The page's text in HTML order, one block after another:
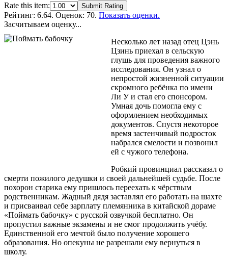
Rate this item: Submit Rating
Рейтинг: 6.64. Оценок: 70. Показать оценки.
Засчитываем оценку...
Несколько лет назад отец Цэнь
Цзинь приехал в сельскую
глушь для проведения важного
исследования. Он узнал о
непростой жизненной ситуации
скромного ребёнка по имени
Ли У и стал его спонсором.
Умная дочь помогла ему с
оформлением необходимых
документов. Спустя некоторое
время застенчивый подросток
набрался смелости и позвонил
ей с чужого телефона.
Робкий провинциал рассказал о
смерти пожилого дедушки и своей дальнейшей судьбе. После
похорон старика ему пришлось переехать к чёрствым
родственникам. Жадный дядя заставлял его работать на шахте
и присваивал себе зарплату племянника в китайской дораме
«Поймать бабочку» с русской озвучкой бесплатно. Он
пропустил важные экзамены и не смог продолжить учёбу.
Единственной его мечтой было получение хорошего
образования. Но опекуны не разрешали ему вернуться в
школу.